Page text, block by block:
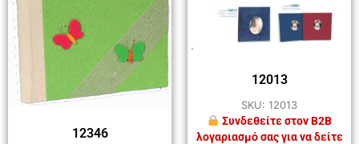
12346
12013
SKU: 12013
Συνδεθείτε στον B2B
λογαριασμό σας για να δείτε